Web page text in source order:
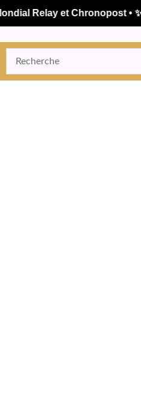
Relay et Chronopost • ✨